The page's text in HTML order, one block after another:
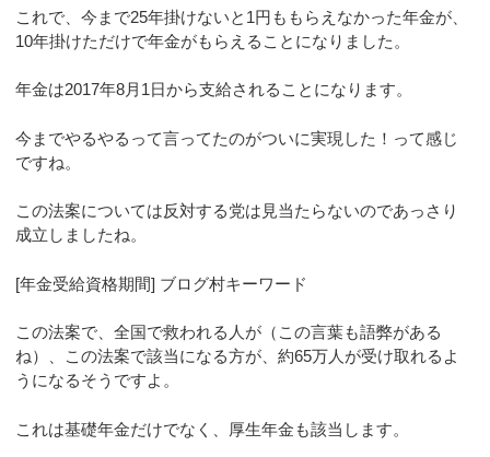
これで、今まで25年掛けないと1円ももらえなかった年金が、
10年掛けただけで年金がもらえることになりました。
年金は2017年8月1日から支給されることになります。
今までやるやるって言ってたのがついに実現した！って感じ
ですね。
この法案については反対する党は見当たらないのであっさり
成立しましたね。
[年金受給資格期間] ブログ村キーワード
この法案で、全国で救われる人が（この言葉も語弊がある
ね）、この法案で該当になる方が、約65万人が受け取れるよ
うになるそうですよ。
これは基礎年金だけでなく、厚生年金も該当します。